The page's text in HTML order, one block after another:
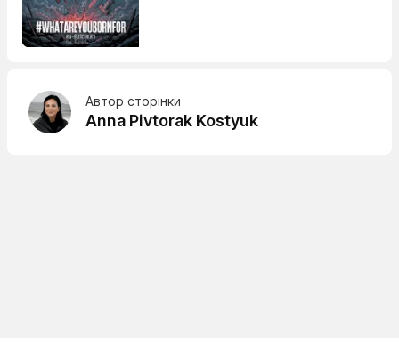
Автор сторінки
Anna Pivtorak Kostyuk